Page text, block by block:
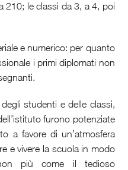
210; le classi da 3, a 4, poi
e numerico: per quanto
i primi diplomati non
studenti e delle classi,
furono potenziate
a favore di un’atmosfera
e vivere la scuola in modo
più come il tedioso